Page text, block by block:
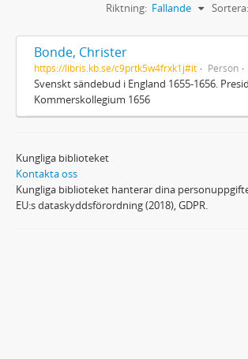
Sortera:
Riktning: Fallande
Bonde, Christer
https://libris.kb.se/c9prtk5w4frxk1j#it Person
Svenskt sändebud i England 1655-1656.
Kommerskollegium 1656
Kungliga biblioteket
Kontakta oss
Kungliga biblioteket hanterar dina
EU:s dataskyddsförordning (2018), GDPR.